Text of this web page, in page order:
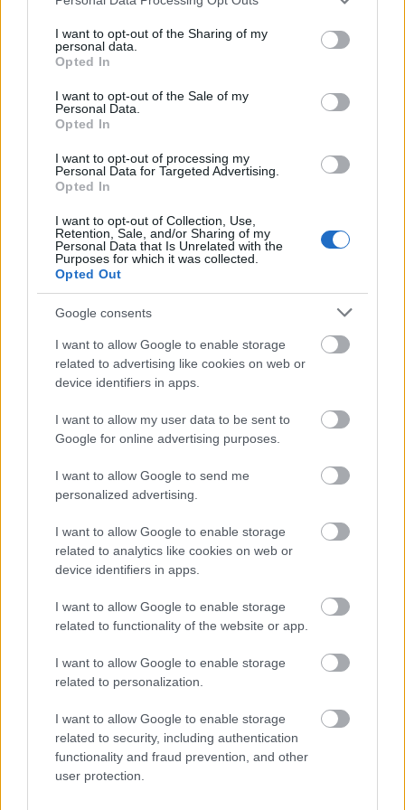
not limited to your visit or usage behaviour. You may click to
grant or deny consent to Google and its third-party tags to
use your data for below specified purposes in below Google
consent section.
I want to opt-out of the Sharing of my
personal data.
Opted In
I want to opt-out of the Sale of my
Personal Data.
Opted In
I want to opt-out of processing my
Personal Data for Targeted Advertising.
Opted In
I want to opt-out of Collection, Use,
Retention, Sale, and/or Sharing of my
Personal Data that Is Unrelated with the
Purposes for which it was collected.
Opted Out
Google consents
I want to allow Google to enable storage
related to advertising like cookies on web or
device identifiers in apps.
I want to allow my user data to be sent to
Google for online advertising purposes.
I want to allow Google to send me
personalized advertising.
I want to allow Google to enable storage
related to analytics like cookies on web or
device identifiers in apps.
I want to allow Google to enable storage
related to functionality of the website or app.
I want to allow Google to enable storage
related to personalization.
I want to allow Google to enable storage
related to security, including authentication
functionality and fraud prevention, and other
user protection.
Ha maximalizálni szeretnéd a bolti és/vagy az e-
kereskedelmi teljesítményedet, akkor ezek a
legfontosabb elemek, amelyeket érdemes
marketinges kommunikációdban kiemelni.
Érdemes továbbá megemlíteni az ügyfélszolgálat
viszonylag alacsony eredményeit is. Úgy tűnik, hogy
hangsúlyozzák ezt az elemet – ugyanakkor ez
továbbra is kritikus tényező, mind a boltban, mind
az interneten való vásárlás során.
A Facebook megvizsgálta azokat a legfontosabb
előnyöket is, amelyeket a fogyasztók az e-
kereskedelemre való áttérés során tapasztaltak,
amely magában foglalja a vásárlások javításának
képességét a legjobb ajánlatok elérése érdekében.
"A fogyasztók egyre inkább rájönnek a digitális
előnyökre, amelyek nemcsak a hatékonyságon
mutatnak túl, de a vásárlási élményükön is.
Világszerte tíz (79%) vásárlóból csaknem nyolc
szerint az internet megkönnyíti a termékek ár
szerinti összehasonlítását és 67% szerint az internet
kevésbé teszi kockázatosabbá a termékek
vásárlását... "